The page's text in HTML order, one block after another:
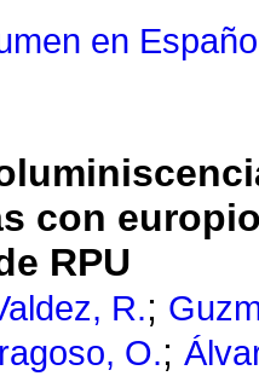
en
con
RPU
R.;
O.;